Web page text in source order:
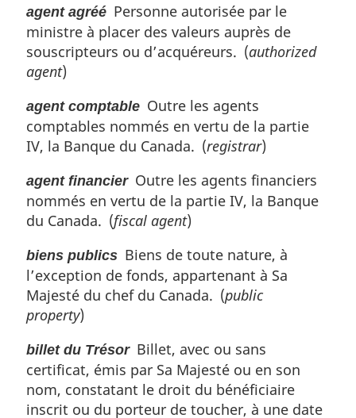
:
a
r
g
i
a
e
:
agent agréé Personne autorisée par le
ministre à placer des valeurs auprès de
souscripteurs ou d’acquéreurs. (authorized
agent)
agent comptable Outre les agents
comptables nommés en vertu de la partie
IV, la Banque du Canada. (registrar)
agent financierOutre les agents financiers
nommés en vertu de la partie IV, la Banque
du Canada. (fiscal agent)
biens publics Biens de toute nature, à
l’exception de fonds, appartenant à Sa
Majesté du chef du Canada. (public
property)
billet du TrésorBillet, avec ou sans
certificat, émis par Sa Majesté ou en son
nom, constatant le droit du bénéficiaire
inscrit ou du porteur de toucher, à une date